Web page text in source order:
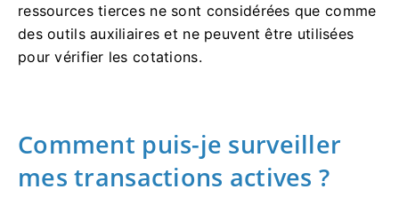
ressources tierces ne sont considérées que comme
des outils auxiliaires et ne peuvent être utilisées
pour vérifier les cotations.
Comment puis-je surveiller
mes transactions actives ?